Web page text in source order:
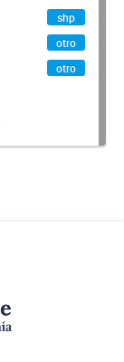
shp
otro
otro